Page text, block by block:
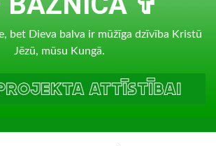
bet Dieva balva ir mūžīga dzīvība Kristū
Jēzū, mūsu Kungā.